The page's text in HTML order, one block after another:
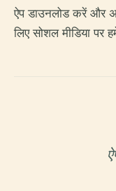
ऐप डाउनलोड करें और
लिए सोशल मीडिया पर